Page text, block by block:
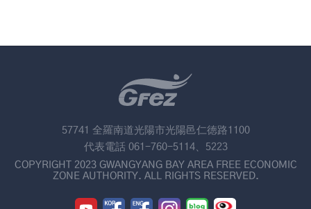
57741 全羅南道光陽市光陽邑仁徳路1100
代表電話 061-760-5114、5223
COPYRIGHT 2023 GWANGYANG BAY AREA FREE ECONOMIC
ZONE AUTHORITY. ALL RIGHTS RESERVED.